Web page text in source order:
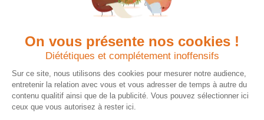
On vous présente nos cookies !
Diététiques et complétement inoffensifs
Sur ce site, nous utilisons des cookies pour mesurer notre audience,
entretenir la relation avec vous et vous adresser de temps à autre du
contenu qualitif ainsi que de la publicité. Vous pouvez sélectionner ici
ceux que vous autorisez à rester ici.
Quels avantages fiscaux ?
Chaque don effectué à une
association reconnue d’utilité
publique comme CARE, est
déductible jusqu’à 75 % de l’impôt
sur le revenu. Modalités de
déduction, déclaration des dons
Donner en confiance
Vos dons sont
déductibles à 75 % de
vos impôts. Depuis
plus de 15 ans, CARE
France est une